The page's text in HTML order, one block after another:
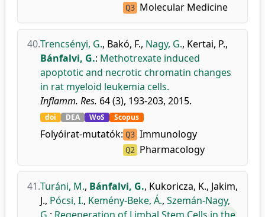
Q3 Molecular Medicine
40.Trencsényi, G., Bakó, F., Nagy, G., Kertai, P.,
Bánfalvi, G.: Methotrexate induced
apoptotic and necrotic chromatin changes
in rat myeloid leukemia cells.
Inflamm. Res. 64 (3), 193-203, 2015.
doi DEA WoS Scopus
Folyóirat-mutatók: Q3 Immunology
Q2 Pharmacology
41.Turáni, M., Bánfalvi, G., Kukoricza, K., Jakim,
J., Pócsi, I., Kemény-Beke, Á., Szemán-Nagy,